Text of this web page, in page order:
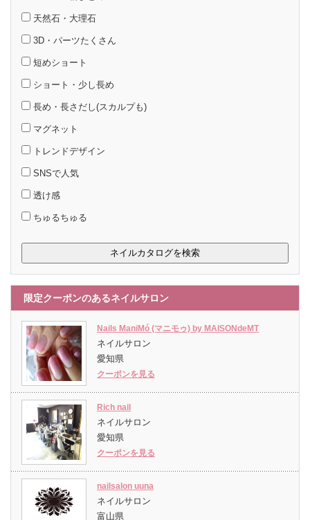
天然石・大理石
3D・パーツたくさん
短めショート
ショート・少し長め
長め・長さだし(スカルプも)
マグネット
トレンドデザイン
SNSで人気
透け感
ちゅるちゅる
限定クーポンのあるネイルサロン
Nails ManiMó (マニモゥ) by MAISONdeMT
ネイルサロン
愛知県
クーポンを見る
Rich nail
ネイルサロン
愛知県
クーポンを見る
nailsalon uuna
ネイルサロン
富山県